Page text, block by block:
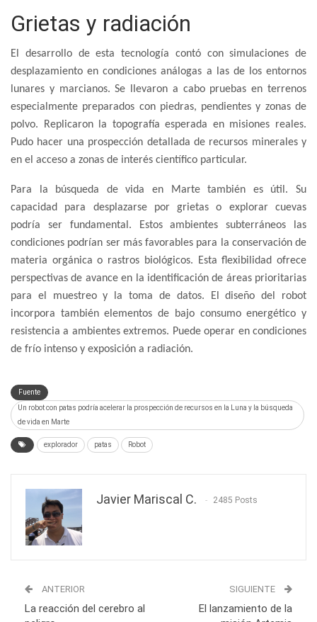
Grietas y radiación
El desarrollo de esta tecnología contó con simulaciones de
desplazamiento en condiciones análogas a las de los entornos
lunares y marcianos. Se llevaron a cabo pruebas en terrenos
especialmente preparados con piedras, pendientes y zonas de
polvo. Replicaron la topografía esperada en misiones reales.
Pudo hacer una prospección detallada de recursos minerales y
en el acceso a zonas de interés científico particular.
Para la búsqueda de vida en Marte también es útil. Su
capacidad para desplazarse por grietas o explorar cuevas
podría ser fundamental. Estos ambientes subterráneos las
condiciones podrían ser más favorables para la conservación de
materia orgánica o rastros biológicos. Esta flexibilidad ofrece
perspectivas de avance en la identificación de áreas prioritarias
para el muestreo y la toma de datos. El diseño del robot
incorpora también elementos de bajo consumo energético y
resistencia a ambientes extremos. Puede operar en condiciones
de frío intenso y exposición a radiación.
Fuente
Un robot con patas podría acelerar la prospección de recursos en la Luna y la búsqueda
de vida en Marte
explorador patas Robot
Javier Mariscal C. 2485 Posts
ANTERIOR
La reacción del cerebro al
SIGUIENTE
El lanzamiento de la